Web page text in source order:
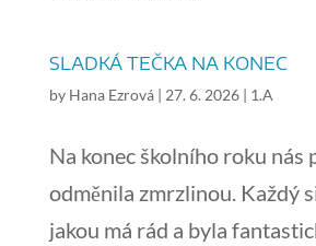
SLADKÁ TEČKA NA KONEC
by Hana Ezrová| 27. 6. 2026| 1.A
Na konec školního roku nás
odměnila zmrzlinou. Každý
jakou má rád a byla